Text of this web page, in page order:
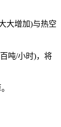
大增加)与热空
吨/小时)，将